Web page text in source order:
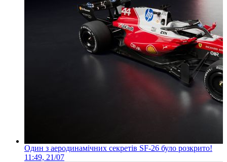
Один з аеродинамічних секретів SF-26 було розкрито!
11:49, 21/07